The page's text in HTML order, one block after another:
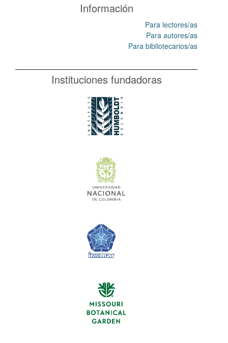
Información
Para lectores/as
Para autores/as
Para bibliotecarios/as
Instituciones fundadoras